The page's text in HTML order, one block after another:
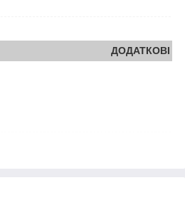
ДОДАТКОВІ